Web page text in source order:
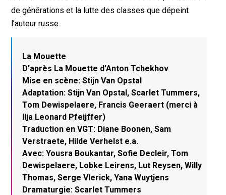
de générations et la lutte des classes que dépeint
l’auteur russe.
La Mouette
D’après La Mouette d’Anton Tchekhov
Mise en scène: Stijn Van Opstal
Adaptation: Stijn Van Opstal, Scarlet Tummers,
Tom Dewispelaere, Francis Geeraert (merci à
Ilja Leonard Pfeijffer)
Traduction en VGT: Diane Boonen, Sam
Verstraete, Hilde Verhelst e.a.
Avec: Yousra Boukantar, Sofie Decleir, Tom
Dewispelaere, Lobke Leirens, Lut Reysen, Willy
Thomas, Serge Vlerick, Yana Wuytjens
Dramaturgie: Scarlet Tummers